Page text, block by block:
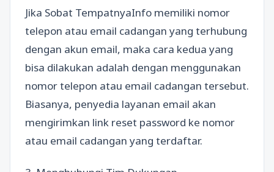
Jika Sobat TempatnyaInfo memiliki nomor
telepon atau email cadangan yang terhubung
dengan akun email, maka cara kedua yang
bisa dilakukan adalah dengan menggunakan
nomor telepon atau email cadangan tersebut.
Biasanya, penyedia layanan email akan
mengirimkan link reset password ke nomor
atau email cadangan yang terdaftar.